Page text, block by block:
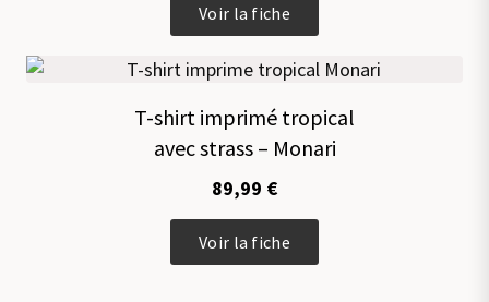
la
page
du
produit
Voir la fiche
plusieurs
Les
options
choisies
la
T-shirt imprimé tropical
avec strass – Monari
89,99 €
Voir la fiche